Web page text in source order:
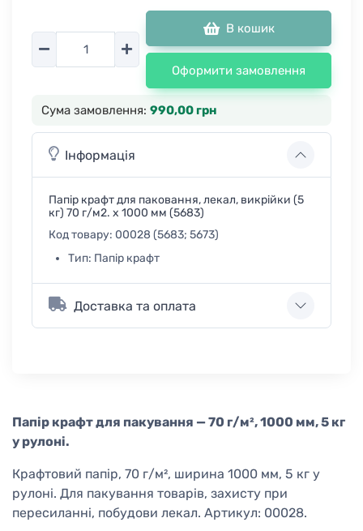
Кількість В кошик
Оформити замовлення
Сума замовлення: 990,00 грн
Інформація
Папір крафт для паковання, лекал, викрійки (5
кг) 70 г/м2. х 1000 мм (5683)
Код товару: 00028 (5683; 5673)
Тип: Папір крафт
Доставка та оплата
Папір крафт для пакування — 70 г/м², 1000 мм, 5 кг
у рулоні.
Крафтовий папір, 70 г/м², ширина 1000 мм, 5 кг у
рулоні. Для пакування товарів, захисту при
пересиланні, побудови лекал. Артикул: 00028.